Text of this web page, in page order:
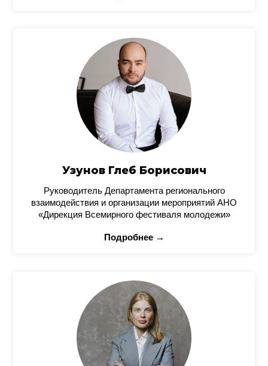
Узунов Глеб Борисович
Руководитель Департамента регионального
взаимодействия и организации мероприятий АНО
«Дирекция Всемирного фестиваля молодежи»
Подробнее →